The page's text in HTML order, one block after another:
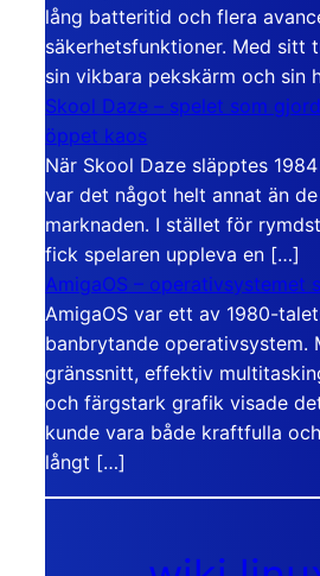
lång batteritid och flera
säkerhetsfunktioner. Med sitt
sin vikbara pekskärm och sin
Skool Daze – spelet som
öppet kaos
När Skool Daze släpptes
var det något helt annat än
marknaden. I stället för
fick spelaren uppleva en […]
AmigaOS – operativsystemet
AmigaOS var ett av 1980-
banbrytande operativsystem.
gränssnitt, effektiv
och färgstark grafik visade
kunde vara både kraftfulla
långt […]